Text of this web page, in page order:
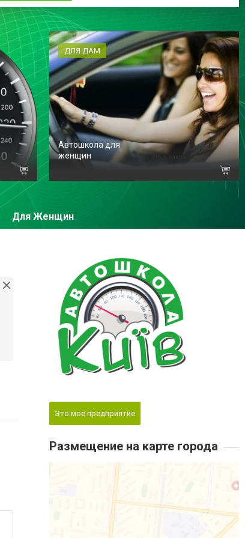
ДЛЯ ДАМ
Автошкола для
женщин
Для Женщин
Это мое предприятие
Размещение на карте города